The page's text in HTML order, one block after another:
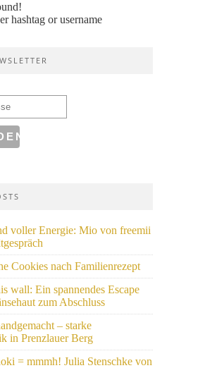
hashtag or username
voller Energie: Mio von freemii
Cookies nach Familienrezept
wall: Ein spannendes Escape
zum Abschluss
– starke
in Prenzlauer Berg
= mmmh! Julia Stenschke von